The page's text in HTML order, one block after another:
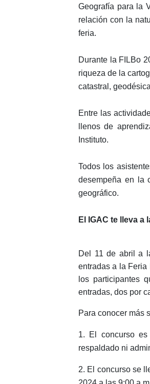
Geografía para la
relación con la
feria.
Durante la FILBo
riqueza de la
catastral,
Entre las
llenos de
Instituto.
Todos los
desempeña en la
geográfico.
El IGAC te lleva a
Del 11 de abril a
entradas a la Feria
los participantes
entradas, dos por
Para conocer más
1. El concurso es
respaldado ni
2. El concurso se